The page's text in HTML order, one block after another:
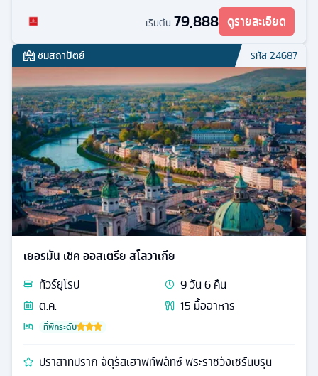
เริ่มต้น 79,888 ดูรายละเอียด
ชมสถาปัตย์ รหัส24687
เยอรมัน เชค ออสเตรีย สโลวาเกีย
ทัวร์ยุโรป 9วัน6คืน
ต.ค.
15 มื้ออาหาร
ที่พักระดับ
ปราสาทปราก จัตุรัสเฮาพท์พลัทซ์ พระราชวังเชิร์นบรุน